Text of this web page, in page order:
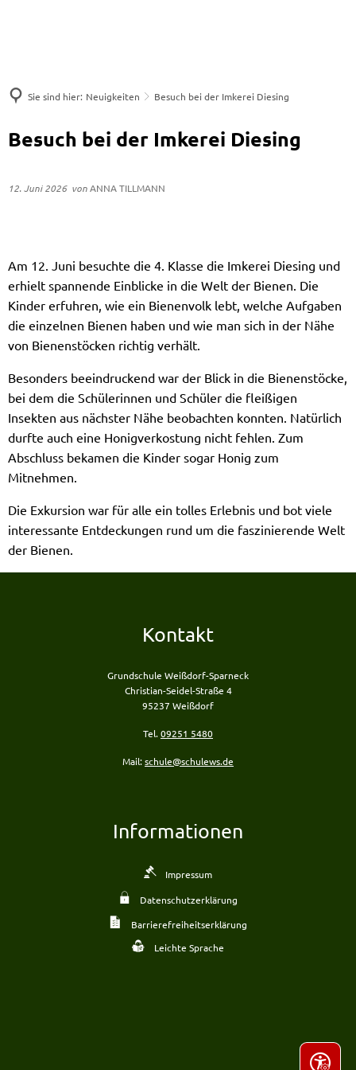
Sie sind hier: Neuigkeiten Besuch bei der Imkerei Diesing
Besuch bei der Imkerei Diesing
12. Juni 2026 vonANNA TILLMANN
Am 12. Juni besuchte die 4. Klasse die Imkerei Diesing und
erhielt spannende Einblicke in die Welt der Bienen. Die
Kinder erfuhren, wie ein Bienenvolk lebt, welche Aufgaben
die einzelnen Bienen haben und wie man sich in der Nähe
von Bienenstöcken richtig verhält.
Besonders beeindruckend war der Blick in die Bienenstöcke,
bei dem die Schülerinnen und Schüler die fleißigen
Insekten aus nächster Nähe beobachten konnten. Natürlich
durfte auch eine Honigverkostung nicht fehlen. Zum
Abschluss bekamen die Kinder sogar Honig zum
Mitnehmen.
Die Exkursion war für alle ein tolles Erlebnis und bot viele
interessante Entdeckungen rund um die faszinierende Welt
der Bienen.
Kontakt
Grundschule Weißdorf-Sparneck
Christian-Seidel-Straße 4
95237 Weißdorf
Tel.09251 5480
Mail:schule@schulews.de
Informationen
Impressum
Datenschutzerklärung
Barrierefreiheitserklärung
Leichte Sprache
Seite